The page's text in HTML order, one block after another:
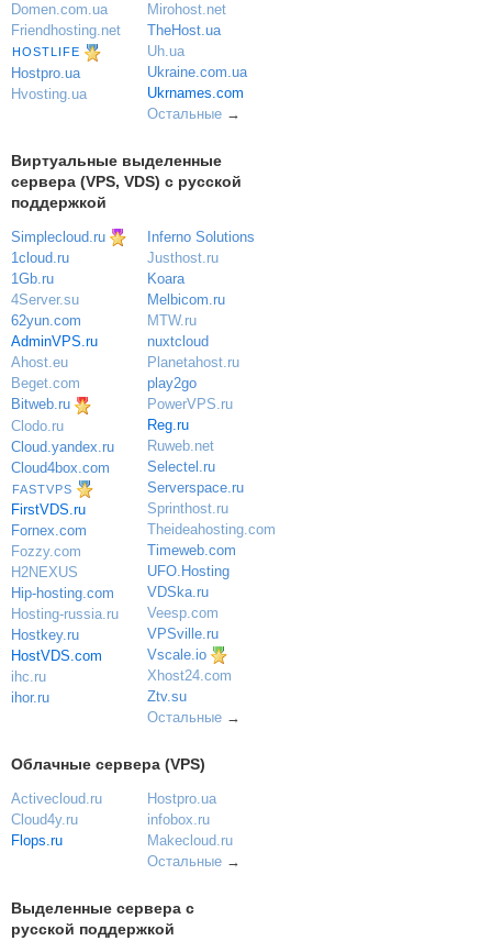
Domen.com.ua
Friendhosting.net
HOSTLIFE
Hostpro.ua
Hvosting.ua
Mirohost.net
TheHost.ua
Uh.ua
Ukraine.com.ua
Ukrnames.com
Остальные→
Виртуальные выделенные
сервера (VPS, VDS) с русской
поддержкой
Simplecloud.ru
1cloud.ru
1Gb.ru
4Server.su
62yun.com
AdminVPS.ru
Ahost.eu
Beget.com
Bitweb.ru
Clodo.ru
Cloud.yandex.ru
Cloud4box.com
FASTVPS
FirstVDS.ru
Fornex.com
Fozzy.com
H2NEXUS
Hip-hosting.com
Hosting-russia.ru
Hostkey.ru
HostVDS.com
ihc.ru
ihor.ru
Inferno Solutions
Justhost.ru
Koara
Melbicom.ru
MTW.ru
nuxtcloud
Planetahost.ru
play2go
PowerVPS.ru
Reg.ru
Ruweb.net
Selectel.ru
Serverspace.ru
Sprinthost.ru
Theideahosting.com
Timeweb.com
UFO.Hosting
VDSka.ru
Veesp.com
VPSville.ru
Vscale.io
Xhost24.com
Ztv.su
Остальные→
Облачные сервера (VPS)
Activecloud.ru
Cloud4y.ru
Flops.ru
Hostpro.ua
infobox.ru
Makecloud.ru
Остальные→
Выделенные сервера с
русской поддержкой